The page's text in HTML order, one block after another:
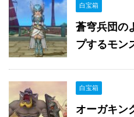
白宝箱
蒼穹兵団の
プするモン
白宝箱
オーガキン